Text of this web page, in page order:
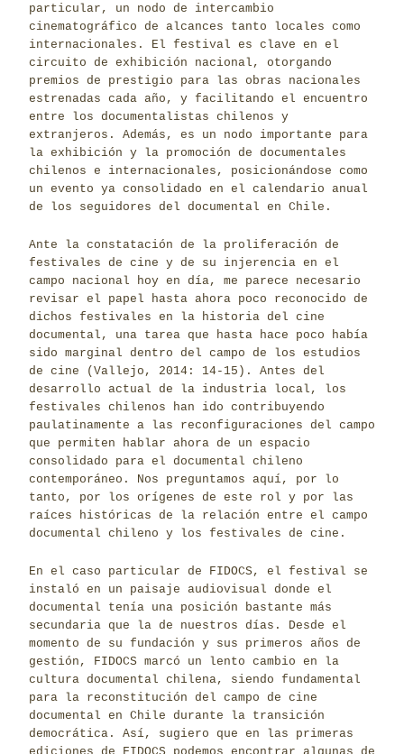
particular, un nodo de intercambio
cinematográfico de alcances tanto locales como
internacionales. El festival es clave en el
circuito de exhibición nacional, otorgando
premios de prestigio para las obras nacionales
estrenadas cada año, y facilitando el encuentro
entre los documentalistas chilenos y
extranjeros. Además, es un nodo importante para
la exhibición y la promoción de documentales
chilenos e internacionales, posicionándose como
un evento ya consolidado en el calendario anual
de los seguidores del documental en Chile.
Ante la constatación de la proliferación de
festivales de cine y de su injerencia en el
campo nacional hoy en día, me parece necesario
revisar el papel hasta ahora poco reconocido de
dichos festivales en la historia del cine
documental, una tarea que hasta hace poco había
sido marginal dentro del campo de los estudios
de cine (Vallejo, 2014: 14-15). Antes del
desarrollo actual de la industria local, los
festivales chilenos han ido contribuyendo
paulatinamente a las reconfiguraciones del campo
que permiten hablar ahora de un espacio
consolidado para el documental chileno
contemporáneo. Nos preguntamos aquí, por lo
tanto, por los orígenes de este rol y por las
raíces históricas de la relación entre el campo
documental chileno y los festivales de cine.
En el caso particular de FIDOCS, el festival se
instaló en un paisaje audiovisual donde el
documental tenía una posición bastante más
secundaria que la de nuestros días. Desde el
momento de su fundación y sus primeros años de
gestión, FIDOCS marcó un lento cambio en la
cultura documental chilena, siendo fundamental
para la reconstitución del campo de cine
documental en Chile durante la transición
democrática. Así, sugiero que en las primeras